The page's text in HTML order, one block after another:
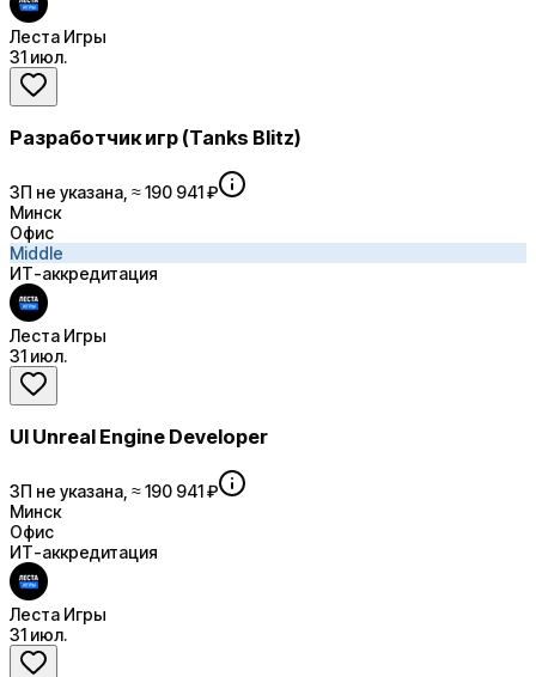
Леста Игры
31 июл.
Разработчик игр (Tanks Blitz)
ЗП не указана, ≈ 190 941 ₽
Минск
Офис
Middle
ИТ-аккредитация
Леста Игры
31 июл.
UI Unreal Engine Developer
ЗП не указана, ≈ 190 941 ₽
Минск
Офис
ИТ-аккредитация
Леста Игры
31 июл.